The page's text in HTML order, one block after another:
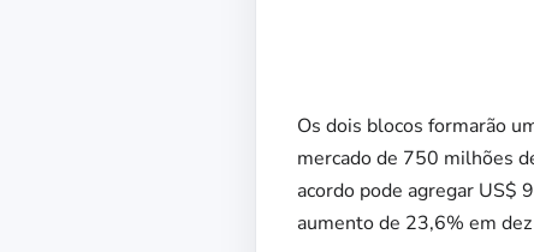
Os dois blocos formarão
mercado de 750 milhões
acordo pode agregar US$
aumento de 23,6% em